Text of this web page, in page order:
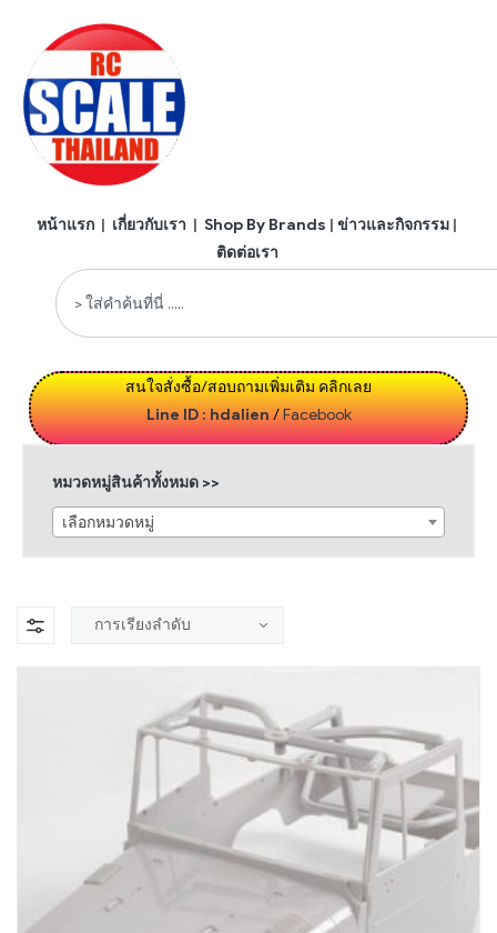
หน้าแรก | เกี่ยวกับเรา | Shop By Brands | ข่าวและกิจกรรม |
ติดต่อเรา
สนใจสั่งซื้อ/สอบถามเพิ่มเติม คลิกเลย
Line ID : hdalien/Facebook
หมวดหมู่สินค้าทั้งหมด >>
เลือกหมวดหมู่